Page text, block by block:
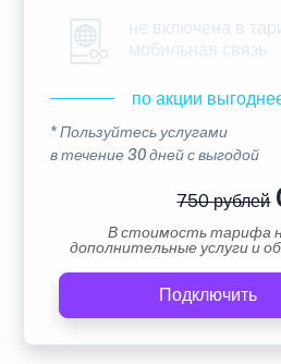
не включена в
мобильная связь
по акции
* Пользуйтесь услугами
в течение 30 дней с выгодой
750 рублей
В стоимость тарифа
дополнительные услуги и
Подключить